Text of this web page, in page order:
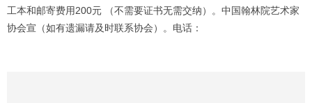
工本和邮寄费用200元 （不需要证书无需交纳）。中国翰林院艺术家
协会宣（如有遗漏请及时联系协会）。电话：